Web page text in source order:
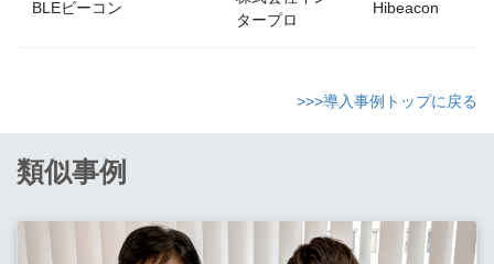
BLEビーコン
タープロ
Hibeacon
>>>導入事例トップに戻る
類似事例